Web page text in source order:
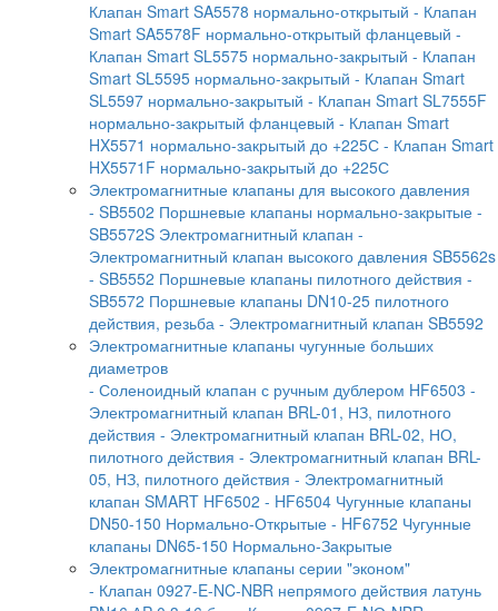
Клапан Smart SA5578 нормально-открытый - Клапан
Smart SA5578F нормально-открытый фланцевый -
Клапан Smart SL5575 нормально-закрытый - Клапан
Smart SL5595 нормально-закрытый - Клапан Smart
SL5597 нормально-закрытый - Клапан Smart SL7555F
нормально-закрытый фланцевый - Клапан Smart
HX5571 нормально-закрытый до +225С - Клапан Smart
HX5571F нормально-закрытый до +225С
Электромагнитные клапаны для высокого давления
- SB5502 Поршневые клапаны нормально-закрытые -
SB5572S Электромагнитный клапан -
Электромагнитный клапан высокого давления SB5562s
- SB5552 Поршневые клапаны пилотного действия -
SB5572 Поршневые клапаны DN10-25 пилотного
действия, резьба - Электромагнитный клапан SB5592
Электромагнитные клапаны чугунные больших
диаметров
- Соленоидный клапан с ручным дублером HF6503 -
Электромагнитный клапан BRL-01, НЗ, пилотного
действия - Электромагнитный клапан BRL-02, НО,
пилотного действия - Электромагнитный клапан BRL-
05, НЗ, пилотного действия - Электромагнитный
клапан SMART HF6502 - HF6504 Чугунные клапаны
DN50-150 Нормально-Открытые - HF6752 Чугунные
клапаны DN65-150 Нормально-Закрытые
Электромагнитные клапаны серии "эконом"
- Клапан 0927-E-NC-NBR непрямого действия латунь